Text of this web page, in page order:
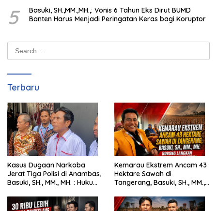
5
Basuki, SH.,MM.,MH.,: Vonis 6 Tahun Eks Dirut BUMD
Banten Harus Menjadi Peringatan Keras bagi Koruptor
Terbaru
Kasus Dugaan Narkoba
Jerat Tiga Polisi di Anambas,
Basuki, SH., MM., MH. : Hukum
Kemarau Ekstrem Ancam 43
Hektare Sawah di
Tangerang, Basuki, SH., MM.,
Pemerintah